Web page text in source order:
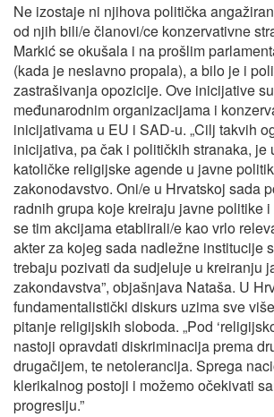
Ne izostaje ni njihova politička
od njih bili/e članovi/ce konzervativne
Markić se okušala i na prošlim
(kada je neslavno propala), a bilo je i
zastrašivanja opozicije. Ove inicijative
međunarodnim organizacijama i
inicijativama u EU i SAD-u. „Cilj takvih
inicijativa, pa čak i političkih stranaka, je
katoličke religijske agende u javne
zakonodavstvo. Oni/e u Hrvatskoj sada
radnih grupa koje kreiraju javne politike
se tim akcijama etablirali/e kao vrlo
akter za kojeg sada nadležne institucije
trebaju pozivati da sudjeluje u kreiranju
zakondavstva”, objašnjava Nataša. U
fundamentalistički diskurs uzima sve
pitanje religijskih sloboda. „Pod
nastoji opravdati diskriminacija prema
drugačijem, te netolerancija. Sprega
klerikalnog postoji i možemo očekivati
progresiju.”